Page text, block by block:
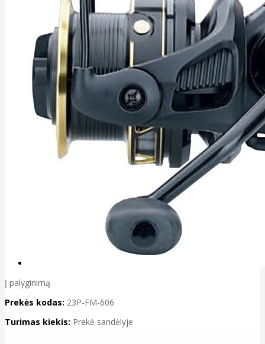
Į palyginimą
Prekės kodas: 23P-FM-606
Turimas kiekis: Prekė sandėlyje